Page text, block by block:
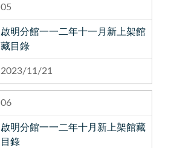
05
啟明分館一一二年十一月新上架館
藏目錄
2023/11/21
06
啟明分館一一二年十月新上架館藏
目錄